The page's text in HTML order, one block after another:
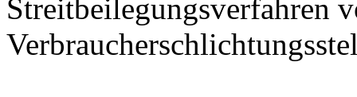
Streitbeilegungsverfahren